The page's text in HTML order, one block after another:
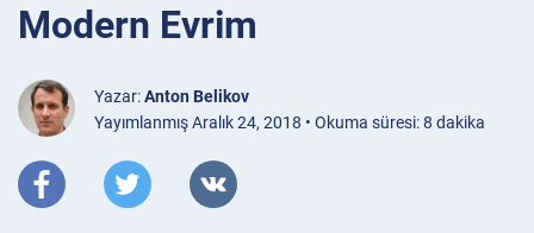
Modern Evrim
Yazar:Anton Belikov
Yayımlanmış Aralık 24, 2018 • Okuma süresi: 8 dakika